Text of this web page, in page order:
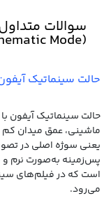
سوالات
(Cinematic Mode)
حالت سینماتیک
حالت سینماتیک آیفون
یعنی سوژه اصلی در
پس‌زمینه به‌صورت نرم
است که در فیلم‌های
می‌رود.